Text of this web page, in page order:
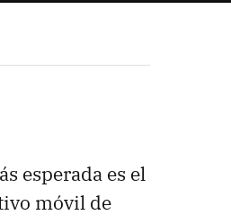
esperada es el
móvil de